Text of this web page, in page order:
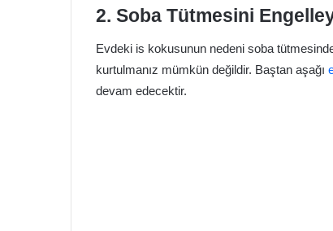
2. Soba Tütmesini
Evdeki is kokusunun nedeni soba
kurtulmanız mümkün değildir. Baştan aşağı
devam edecektir.